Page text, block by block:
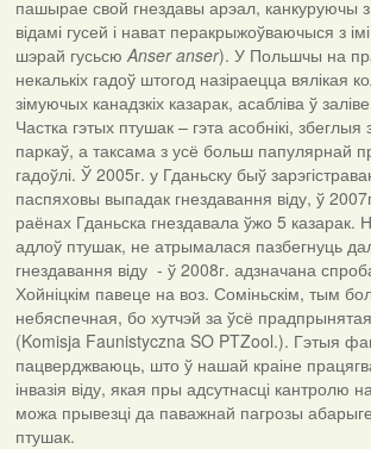
пашырае свой гнездавы арэал, канкуруючы з
відамі гусей і нават перакрыжоўваючыся з
шэрай гусьсюAnser anser). У Польшчы на
некалькіх гадоў штогод назіраецца вялікая
зімуючых канадзкіх казарак, асабліва ў
Частка гэтых птушак – гэта асобнікі, збеглыя
паркаў, а таксама з усё больш папулярнай
гадоўлі. Ў 2005г. у Гданьску быў
паспяховы выпадак гнездавання віду, ў
раёнах Гданьска гнездавала ўжо 5 казарак.
адлоў птушак, не атрымалася пазбегнуць
гнездавання віду - ў 2008г. адзначана
Хойніцкім павеце на воз. Соміньскім, тым
небяспечная, бо хутчэй за ўсё
(Komisja Faunistyczna SO PTZool.). Гэтыя
пацверджваюць, што ў нашай краіне
інвазія віду, якая пры адсутнасці кантролю
можа прывезці да паважнай пагрозы
птушак.